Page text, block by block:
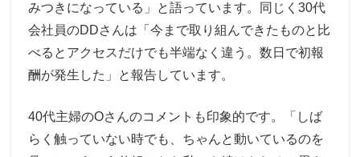
みつきになっている」と語っています。同じく30代
会社員のDDさんは「今まで取り組んできたものと比
べるとアクセスだけでも半端なく違う。数日で初報
酬が発生した」と報告しています。
40代主婦のOさんのコメントも印象的です。「しば
らく触っていない時でも、ちゃんと動いているのを